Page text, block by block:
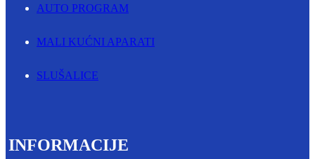
AUTO PROGRAM
MALI KUĆNI APARATI
SLUŠALICE
INFORMACIJE